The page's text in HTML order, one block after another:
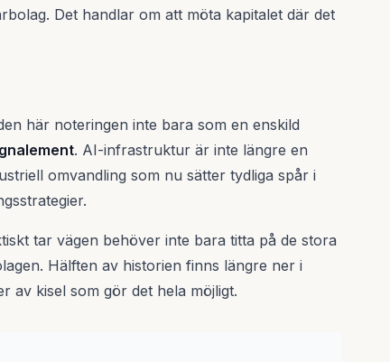
Det handlar om att möta kapitalet där det
här noteringen inte bara som en enskild
. AI-infrastruktur är inte längre en
omvandling som nu sätter tydliga spår i
tar vägen behöver inte bara titta på de stora
Hälften av historien finns längre ner i
av kisel som gör det hela möjligt.